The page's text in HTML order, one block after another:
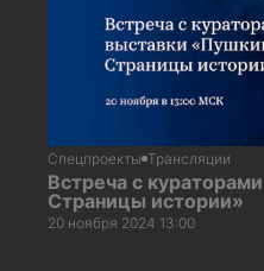
Спецпроекты Трансляции
Встреча с
Страницы истории»
20 ноября 2024 13:00